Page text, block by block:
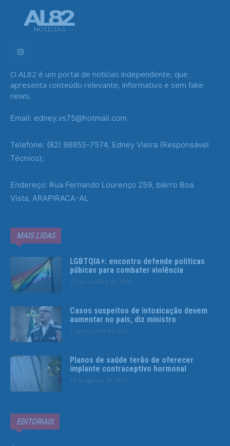
O AL82 é um portal de notícias independente, que
apresenta conteúdo relevante, informativo e sem fake
news.
Email: edney.vs75@hotmail.com
Telefone: (82) 98855-7574, Edney Vieira (Responsável
Técnico);
Endereço: Rua Fernando Lourenço 259, bairro Boa
Vista, ARAPIRACA-AL
MAIS LIDAS
LGBTQIA+: encontro defende políticas
púbicas para combater violência
22 de outubro de 2025
Casos suspeitos de intoxicação devem
aumentar no país, diz ministro
1 de outubro de 2025
Planos de saúde terão de oferecer
implante contraceptivo hormonal
13 de agosto de 2025
EDITORIAIS